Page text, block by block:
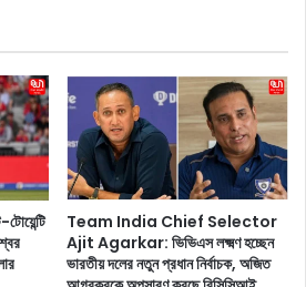
Team India Chief Selector
Ajit Agarkar: ভিভিএস লক্ষ্মণ হচ্ছেন
ভারতীয় দলের নতুন প্রধান নির্বাচক, অজিত